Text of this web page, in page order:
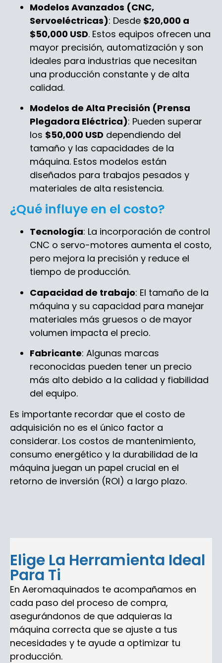
Modelos Avanzados (CNC,
Servoeléctricas): Desde $20,000 a
$50,000 USD. Estos equipos ofrecen una
mayor precisión, automatización y son
ideales para industrias que necesitan
una producción constante y de alta
calidad.
Modelos de Alta Precisión (Prensa
Plegadora Eléctrica): Pueden superar
los $50,000 USD dependiendo del
tamaño y las capacidades de la
máquina. Estos modelos están
diseñados para trabajos pesados y
materiales de alta resistencia.
¿Qué influye en el costo?
Tecnología: La incorporación de control
CNC o servo-motores aumenta el costo,
pero mejora la precisión y reduce el
tiempo de producción.
Capacidad de trabajo: El tamaño de la
máquina y su capacidad para manejar
materiales más gruesos o de mayor
volumen impacta el precio.
Fabricante: Algunas marcas
reconocidas pueden tener un precio
más alto debido a la calidad y fiabilidad
del equipo.
Es importante recordar que el costo de
adquisición no es el único factor a
considerar. Los costos de mantenimiento,
consumo energético y la durabilidad de la
máquina juegan un papel crucial en el
retorno de inversión (ROI) a largo plazo.
Elige La Herramienta Ideal
Para Ti
En Aeromaquinados te acompañamos en
cada paso del proceso de compra,
asegurándonos de que adquieras la
máquina correcta que se ajuste a tus
necesidades y te ayude a optimizar tu
producción.